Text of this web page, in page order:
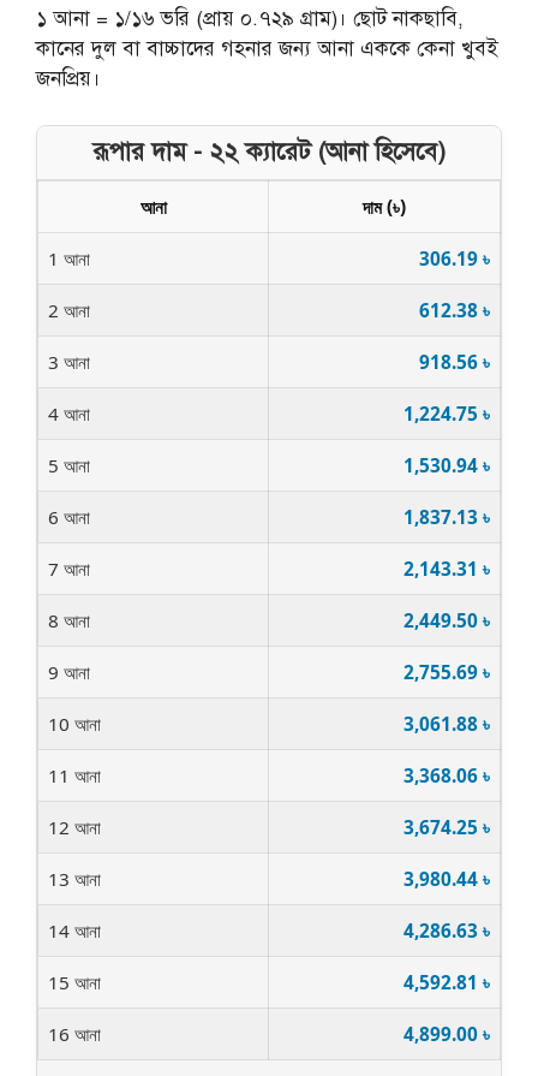
১ আনা = ১/১৬ ভরি (প্রায় ০.৭২৯ গ্রাম)। ছোট নাকছাবি,
কানের দুল বা বাচ্চাদের গহনার জন্য আনা এককে কেনা খুবই
জনপ্রিয়।
রূপার দাম - ২২ ক্যারেট (আনা হিসেবে)
আনা দাম (৳)
1 আনা 306.19 ৳
2 আনা 612.38 ৳
3 আনা 918.56 ৳
4 আনা 1,224.75 ৳
5 আনা 1,530.94 ৳
6 আনা 1,837.13 ৳
7 আনা 2,143.31 ৳
8 আনা 2,449.50 ৳
9 আনা 2,755.69 ৳
10 আনা 3,061.88 ৳
11 আনা 3,368.06 ৳
12 আনা 3,674.25 ৳
13 আনা 3,980.44 ৳
14 আনা 4,286.63 ৳
15 আনা 4,592.81 ৳
16 আনা 4,899.00 ৳